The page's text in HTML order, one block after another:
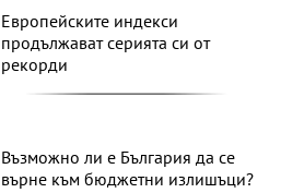
Европейските индекси
продължават серията си от
рекорди
Възможно ли е България да се
върне към бюджетни излишъци?